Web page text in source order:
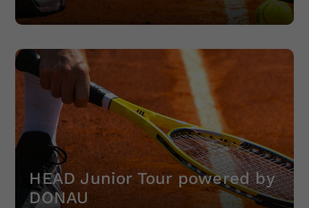
HEAD Junior Tour powered by
DONAU
Zweck
Dieser Wert speichert Ihre Consent-
zufällig generierte ID, für die
historische Speicherung Ihrer
vorgenommen Einstellungen, falls der
Webseiten-Betreiber dies eingestellt
hat.